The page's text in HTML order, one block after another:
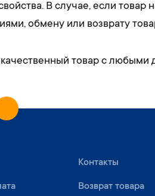
В случае, если товар
обмену или возврату
товар с любыми
Контакты
Возврат товара